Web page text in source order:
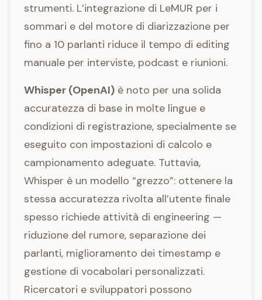
strumenti. L’integrazione di LeMUR per i
sommari e del motore di diarizzazione per
fino a 10 parlanti riduce il tempo di editing
manuale per interviste, podcast e riunioni.
Whisper (OpenAI) è noto per una solida
accuratezza di base in molte lingue e
condizioni di registrazione, specialmente se
eseguito con impostazioni di calcolo e
campionamento adeguate. Tuttavia,
Whisper è un modello “grezzo”: ottenere la
stessa accuratezza rivolta all’utente finale
spesso richiede attività di engineering —
riduzione del rumore, separazione dei
parlanti, miglioramento dei timestamp e
gestione di vocabolari personalizzati.
Ricercatori e sviluppatori possono